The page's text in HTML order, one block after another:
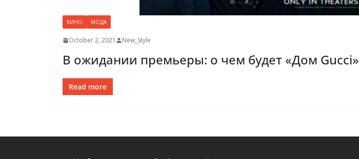
КИНО МОДА
October 2, 2021 New_Style
В ожидании премьеры: о чем будет «Дом Gucci»
Read more